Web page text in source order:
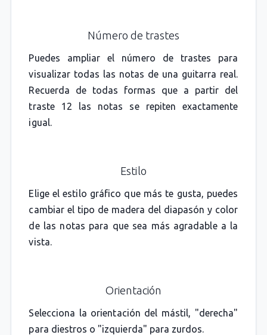
Número de trastes
Puedes ampliar el número de trastes para
visualizar todas las notas de una guitarra real.
Recuerda de todas formas que a partir del
traste 12 las notas se repiten exactamente
igual.
Estilo
Elige el estilo gráfico que más te gusta, puedes
cambiar el tipo de madera del diapasón y color
de las notas para que sea más agradable a la
vista.
Orientación
Selecciona la orientación del mástil, "derecha"
para diestros o "izquierda" para zurdos.